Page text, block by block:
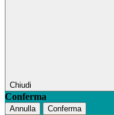
Chiudi
Conferma
Annulla Conferma